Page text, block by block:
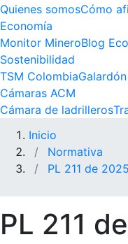
Quienes somosCómo
Economía
Monitor MineroBlog
Sostenibilidad
TSM Colombia
Cámaras ACM
Cámara de ladrilleros
Inicio
Normativa
PL 211 de
PL 211